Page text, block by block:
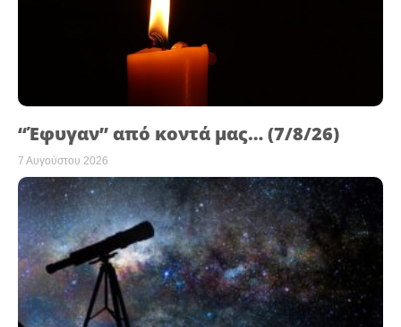
“Έφυγαν” από κοντά μας… (7/8/26)
7 Αυγούστου 2026